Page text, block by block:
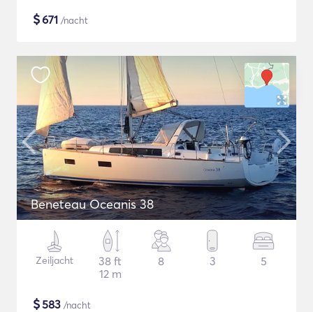
$671 /nacht
Beneteau Oceanis 38
Zeiljacht
38 ft
12 m
8 3 5
$583 /nacht